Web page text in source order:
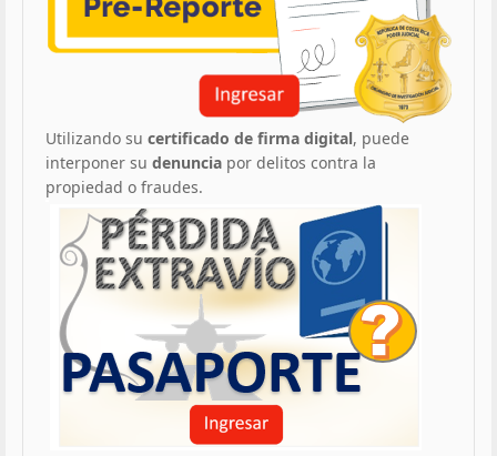
Utilizando su certificado de firma digital, puede
interponer su denuncia por delitos contra la
propiedad o fraudes.